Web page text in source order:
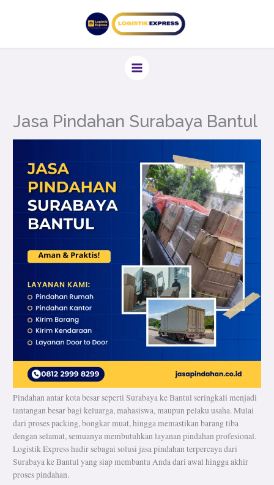
Jasa Pindahan Surabaya Bantul
Pindahan antar kota besar seperti Surabaya ke Bantul seringkali menjadi
tantangan besar bagi keluarga, mahasiswa, maupun pelaku usaha. Mulai
dari proses packing, bongkar muat, hingga memastikan barang tiba
dengan selamat, semuanya membutuhkan layanan pindahan profesional.
Logistik Express hadir sebagai solusi jasa pindahan terpercaya dari
Surabaya ke Bantul yang siap membantu Anda dari awal hingga akhir
proses pindahan.